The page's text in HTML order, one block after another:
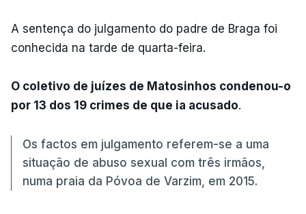
A sentença do julgamento do padre de Braga foi
conhecida na tarde de quarta-feira.
O coletivo de juízes de Matosinhos condenou-o
por 13 dos 19 crimes de que ia acusado.
Os factos em julgamento referem-se a uma
situação de abuso sexual com três irmãos,
numa praia da Póvoa de Varzim, em 2015.